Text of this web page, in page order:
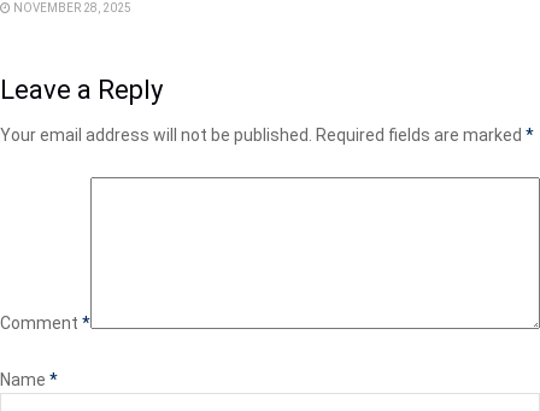
NOVEMBER 28, 2025
Leave a Reply
Your email address will not be published. Required fields are marked *
Comment *
Name *